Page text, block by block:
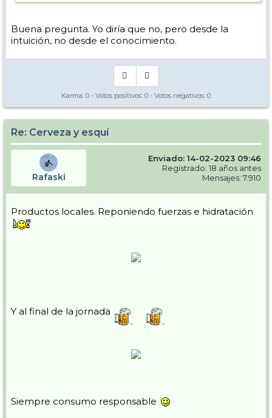
Buena pregunta. Yo diría que no, pero desde la
intuición, no desde el conocimiento.
Karma: 0 - Votos positivos: 0 - Votos negativos: 0
Re: Cerveza y esquí
Rafaski
Enviado: 14-02-2023 09:46
Registrado: 18 años antes
Mensajes: 7.910
Productos locales. Reponiendo fuerzas e hidratación
Y al final de la jornada
Siempre consumo responsable